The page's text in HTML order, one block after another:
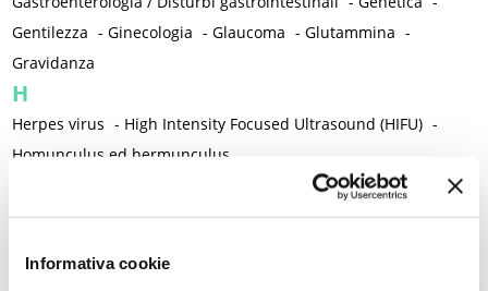
Informativa cookie
Gentilezza -Ginecologia -Glaucoma -Glutammina -
Gravidanza
H
Herpes virus - High Intensity Focused Ultrasound (HIFU) -
Homunculus ed hermunculus
Ictus -Ideazione catastrofica del dolore -Identità sessuale -